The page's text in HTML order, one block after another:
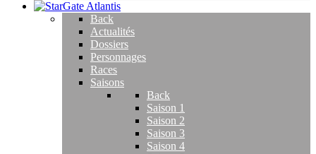
Back
Actualités
Dossiers
Personnages
Races
Saisons
Back
Saison 1
Saison 2
Saison 3
Saison 4